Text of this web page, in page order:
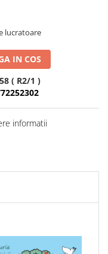
lucratoare
IN COS
( R2/1 )
informatii